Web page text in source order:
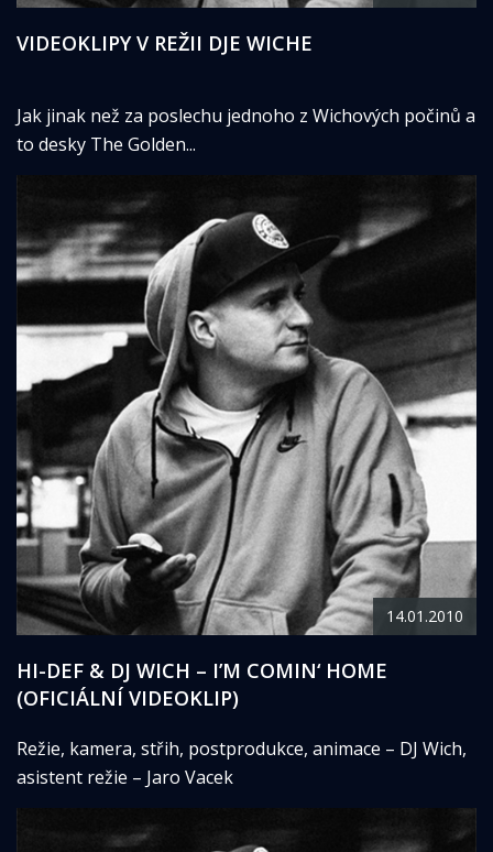
VIDEOKLIPY V REŽII DJE WICHE
Jak jinak než za poslechu jednoho z Wichových počinů a
to desky The Golden...
14.01.2010
HI-DEF & DJ WICH – I’M COMIN‘ HOME
(OFICIÁLNÍ VIDEOKLIP)
Režie, kamera, střih, postprodukce, animace – DJ Wich,
asistent režie – Jaro Vacek